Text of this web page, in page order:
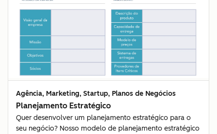
Agência, Marketing, Startup, Planos de Negócios
Planejamento Estratégico
Quer desenvolver um planejamento estratégico para o
seu negócio? Nosso modelo de planejamento estratégico